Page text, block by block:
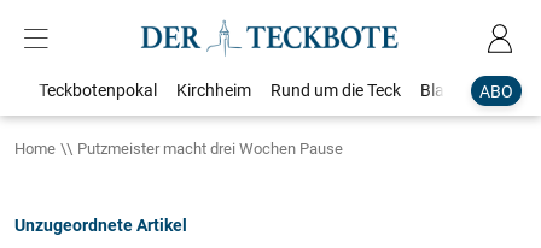
ABO
Teckbotenpokal Kirchheim Rund um die Teck Blaulicht
Home Putzmeister macht drei Wochen Pause
Unzugeordnete Artikel